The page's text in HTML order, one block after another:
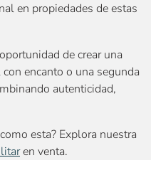
en propiedades de estas
de crear una
encanto o una segunda
autenticidad,
esta? Explora nuestra
en venta.